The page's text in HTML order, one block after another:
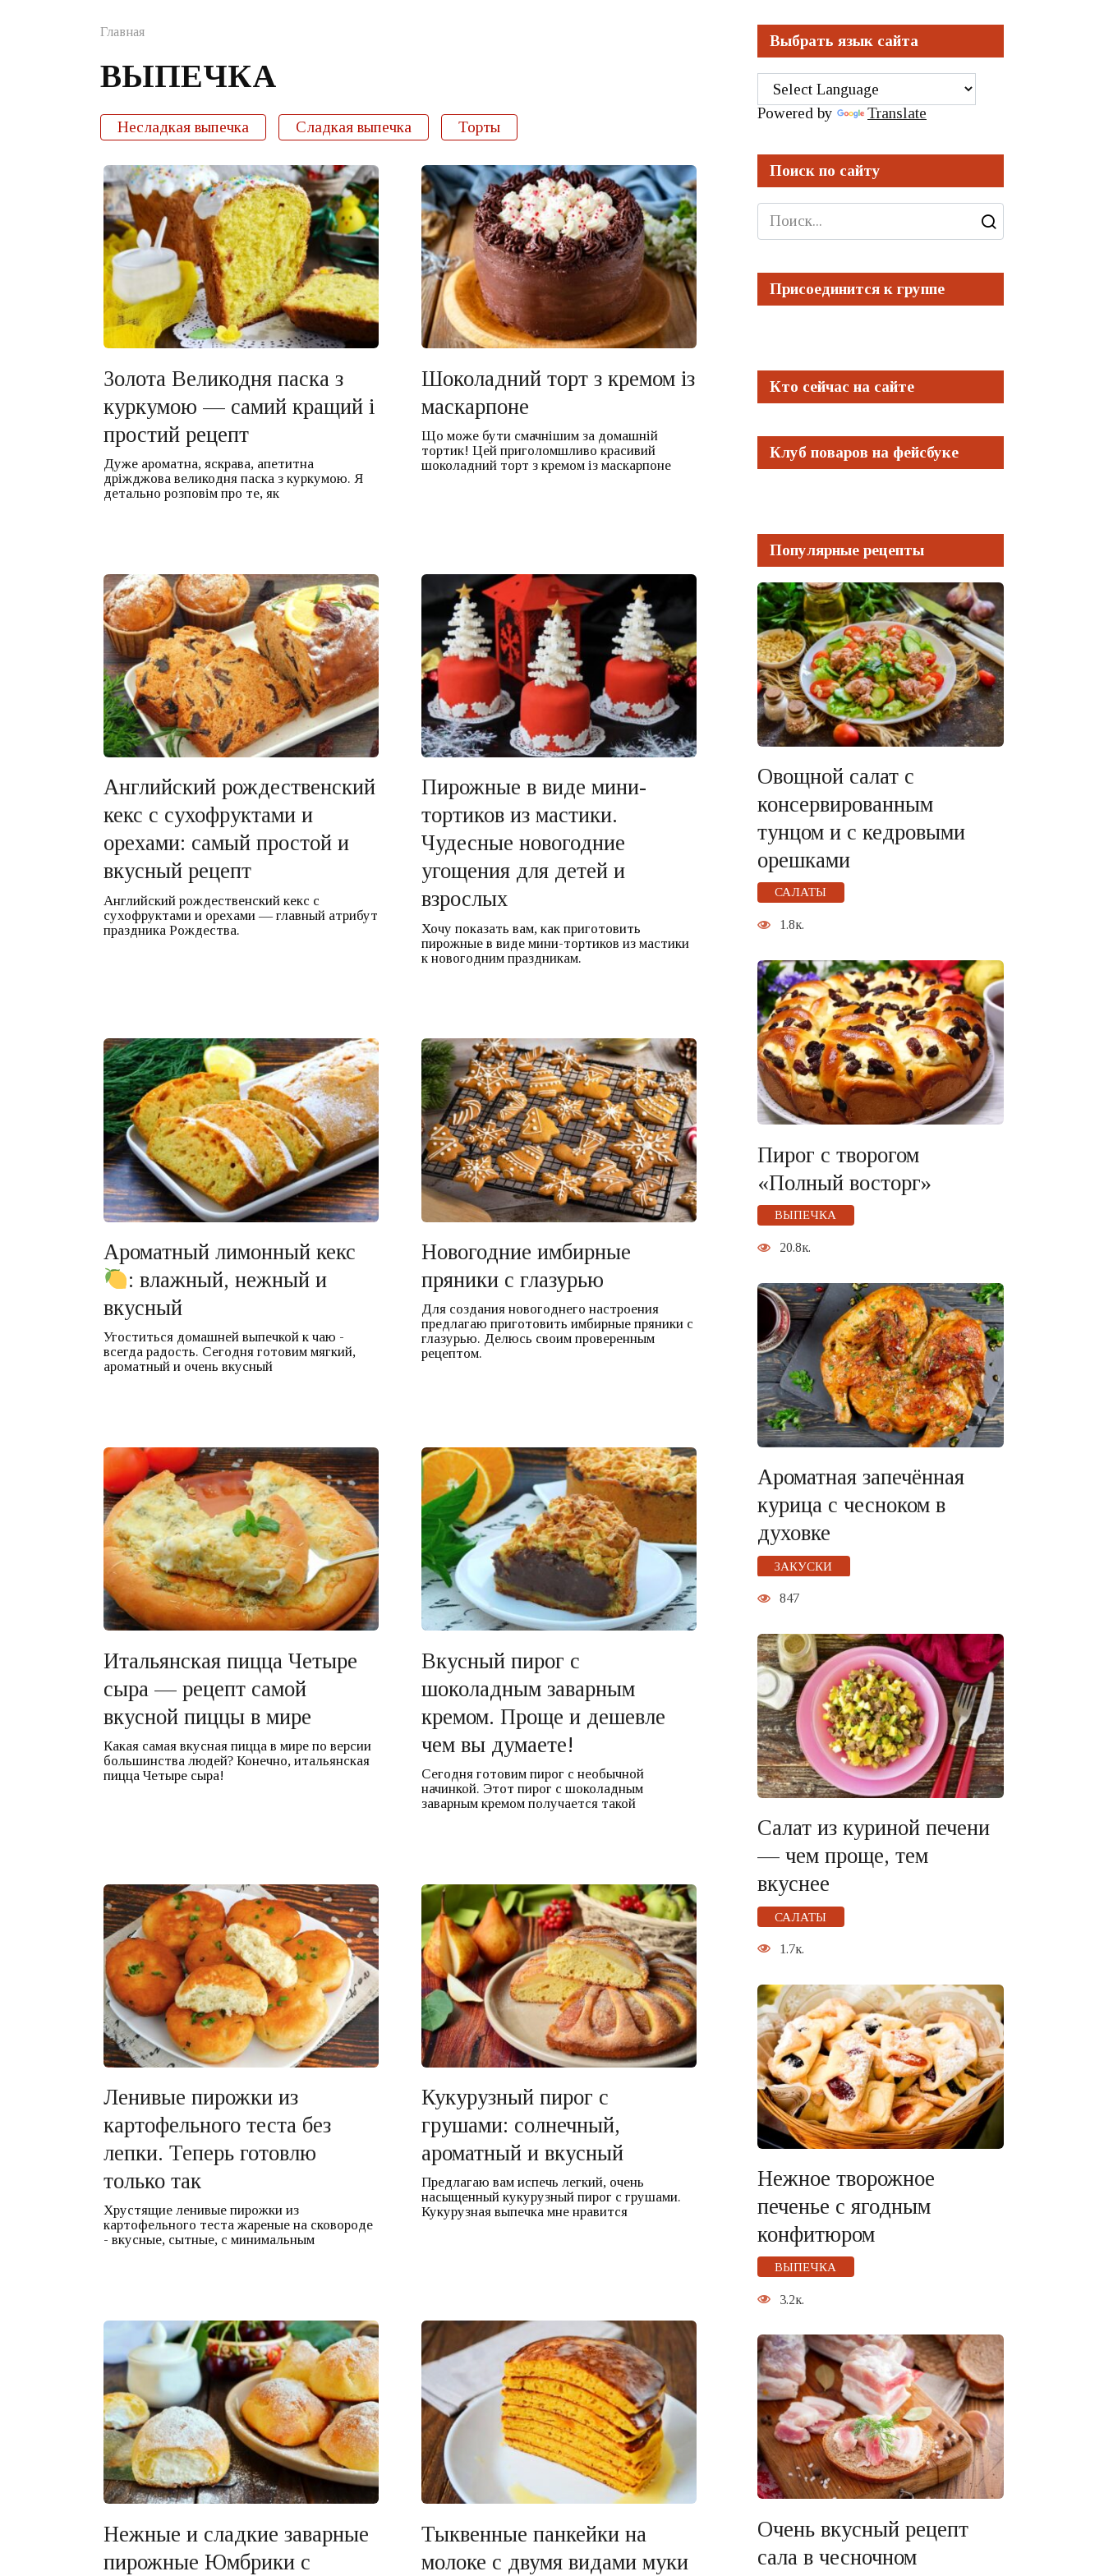
Главная
ВЫПЕЧКА
Несладкая выпечка Сладкая выпечка Торты
Золота Великодня паска з
куркумою — самий кращий і
простий рецепт
Дуже ароматна, яскрава, апетитна
дріжджова великодня паска з куркумою. Я
детально розповім про те, як
Шоколадний торт з кремом із
маскарпоне
Що може бути смачнішим за домашній
тортик! Цей приголомшливо красивий
шоколадний торт з кремом із маскарпоне
Английский рождественский
кекс с сухофруктами и
орехами: самый простой и
вкусный рецепт
Английский рождественский кекс с
сухофруктами и орехами — главный атрибут
праздника Рождества.
Пирожные в виде мини-
тортиков из мастики.
Чудесные новогодние
угощения для детей и
взрослых
Хочу показать вам, как приготовить
пирожные в виде мини-тортиков из мастики
к новогодним праздникам.
Ароматный лимонный кекс
: влажный, нежный и
вкусный
Угоститься домашней выпечкой к чаю -
всегда радость. Сегодня готовим мягкий,
ароматный и очень вкусный
Новогодние имбирные
пряники с глазурью
Для создания новогоднего настроения
предлагаю приготовить имбирные пряники с
глазурью. Делюсь своим проверенным
рецептом.
Итальянская пицца Четыре
сыра — рецепт самой
вкусной пиццы в мире
Какая самая вкусная пицца в мире по версии
большинства людей? Конечно, итальянская
пицца Четыре сыра!
Вкусный пирог с
шоколадным заварным
кремом. Проще и дешевле
чем вы думаете!
Сегодня готовим пирог с необычной
начинкой. Этот пирог с шоколадным
заварным кремом получается такой
Ленивые пирожки из
картофельного теста без
лепки. Теперь готовлю
только так
Хрустящие ленивые пирожки из
картофельного теста жареные на сковороде
- вкусные, сытные, с минимальным
Кукурузный пирог с
грушами: солнечный,
ароматный и вкусный
Предлагаю вам испечь легкий, очень
насыщенный кукурузный пирог с грушами.
Кукурузная выпечка мне нравится
Нежные и сладкие заварные
пирожные Юмбрики с
Тыквенные панкейки на
молоке с двумя видами муки
Выбрать язык сайта
Powered by Translate
Поиск по сайту
Search
for:
Присоединится к группе
Кто сейчас на сайте
Клуб поваров на фейсбуке
Популярные рецепты
Овощной салат с
консервированным
тунцом и с кедровыми
орешками
САЛАТЫ
1.8к.
Пирог с творогом
«Полный восторг»
ВЫПЕЧКА
20.8к.
Ароматная запечённая
курица с чесноком в
духовке
ЗАКУСКИ
847
Салат из куриной печени
— чем проще, тем
вкуснее
САЛАТЫ
1.7к.
Нежное творожное
печенье с ягодным
конфитюром
ВЫПЕЧКА
3.2к.
Очень вкусный рецепт
сала в чесночном